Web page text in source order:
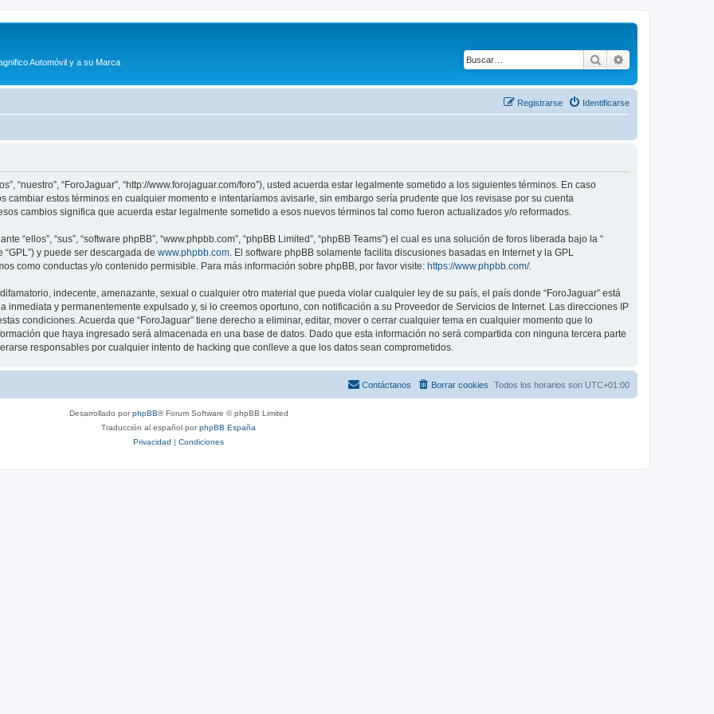
Automóvil y a su Marca Buscar
Identificarse
Registrarse
“nuestro”, “ForoJaguar”, “http://www.forojaguar.com/foro”), usted acuerda estar legalmente sometido a los siguientes términos. En caso
cambiar estos términos en cualquier momento e intentaríamos avisarle, sin embargo sería prudente que los revisase por su cuenta
cambios significa que acuerda estar legalmente sometido a esos nuevos términos tal como fueron actualizados y/o reformados.
“ellos”, “sus”, “software phpBB”, “www.phpbb.com”, “phpBB Limited”, “phpBB Teams”) el cual es una solución de foros liberada bajo la “
“GPL”) y puede ser descargada de www.phpbb.com . El software phpBB solamente facilita discusiones basadas en Internet y la GPL
como conductas y/o contenido permisible. Para más información sobre phpBB, por favor visite: https://www.phpbb.com/.
indecente, amenazante, sexual o cualquier otro material que pueda violar cualquier ley de su país, el país donde “ForoJaguar” está
y permanentemente expulsado y, si lo creemos oportuno, con notificación a su Proveedor de Servicios de Internet. Las direcciones IP
condiciones. Acuerda que “ForoJaguar” tiene derecho a eliminar, editar, mover o cerrar cualquier tema en cualquier momento que lo
que haya ingresado será almacenada en una base de datos. Dado que esta información no será compartida con ninguna tercera parte
responsables por cualquier intento de hacking que conlleve a que los datos sean comprometidos.
Todos los horarios son UTC+01:00
Borrar cookies
Contáctanos
Desarrollado porphpBB® Forum Software © phpBB Limited
Traducción al español porphpBB España
Privacidad | Condiciones